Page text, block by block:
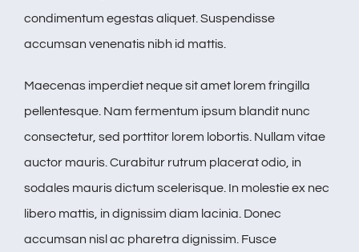
condimentum egestas aliquet. Suspendisse
accumsan venenatis nibh id mattis.
Maecenas imperdiet neque sit amet lorem fringilla
pellentesque. Nam fermentum ipsum blandit nunc
consectetur, sed porttitor lorem lobortis. Nullam vitae
auctor mauris. Curabitur rutrum placerat odio, in
sodales mauris dictum scelerisque. In molestie ex nec
libero mattis, in dignissim diam lacinia. Donec
accumsan nisl ac pharetra dignissim. Fusce